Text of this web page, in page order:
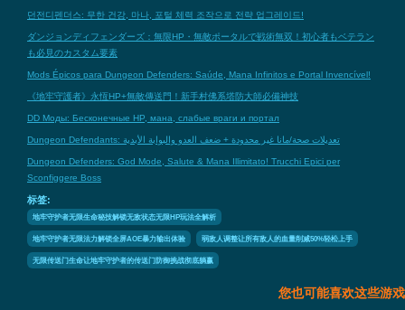
던전디펜더스: 무한 건강, 마나, 포털 체력 조작으로 전략 업그레이드!
ダンジョンディフェンダーズ：無限HP・無敵ポータルで戦術無双！初心者もベテラン
も必見のカスタム要素
Mods Épicos para Dungeon Defenders: Saúde, Mana Infinitos e Portal Invencível!
《地牢守護者》永恆HP+無敵傳送門！新手村佛系塔防大師必備神技
DD Моды: Бесконечные HP, мана, слабые враги и портал
Dungeon Defendants: تعديلات صحة/مانا غير محدودة + ضعف العدو والبوابة الأبدية
Dungeon Defenders: God Mode, Salute & Mana Illimitato! Trucchi Epici per
Sconfiggere Boss
标签:
地牢守护者无限生命秘技解锁无敌状态无限HP玩法全解析
地牢守护者无限法力解锁全屏AOE暴力输出体验 弱敌人调整让所有敌人的血量削减50%轻松上手
无限传送门生命让地牢守护者的传送门防御挑战彻底躺赢
您也可能喜欢这些游戏